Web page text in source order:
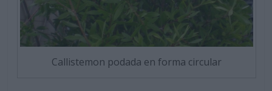
Callistemon podada en forma circular